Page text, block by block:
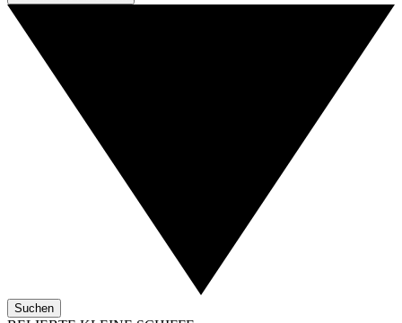
Suchen